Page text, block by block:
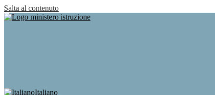
Salta al contenuto
Italiano